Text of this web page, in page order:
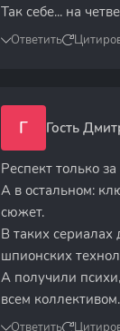
Так себе... на
Ответить
Г Гость
Респект только
А в остальном:
сюжет.
В таких сериалах
шпионских
А получили
всем
Ответить